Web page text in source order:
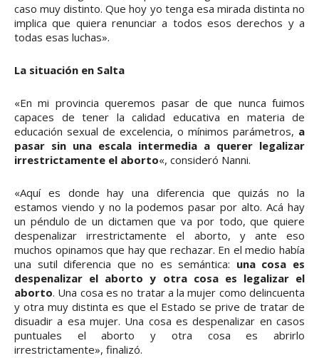
caso muy distinto. Que hoy yo tenga esa mirada distinta no
implica que quiera renunciar a todos esos derechos y a
todas esas luchas».
La situación en Salta
«En mi provincia queremos pasar de que nunca fuimos
capaces de tener la calidad educativa en materia de
educación sexual de excelencia, o mínimos parámetros, a
pasar sin una escala intermedia a querer legalizar
irrestrictamente el aborto«, consideró Nanni.
«Aquí es donde hay una diferencia que quizás no la
estamos viendo y no la podemos pasar por alto. Acá hay
un péndulo de un dictamen que va por todo, que quiere
despenalizar irrestrictamente el aborto, y ante eso
muchos opinamos que hay que rechazar. En el medio había
una sutil diferencia que no es semántica: una cosa es
despenalizar el aborto y otra cosa es legalizar el
aborto. Una cosa es no tratar a la mujer como delincuenta
y otra muy distinta es que el Estado se prive de tratar de
disuadir a esa mujer. Una cosa es despenalizar en casos
puntuales el aborto y otra cosa es abrirlo
irrestrictamente», finalizó.